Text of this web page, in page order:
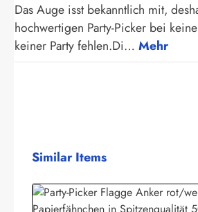
Das Auge isst bekanntlich mit,
hochwertigen Party-Picker bei
keiner Party fehlen.Di… Mehr
Produktgalerie überspringen
Similar Items